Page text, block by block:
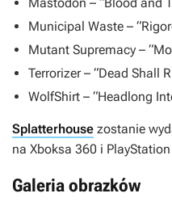
Mastodon – “Blood and
Municipal Waste –
Mutant Supremacy –
Terrorizer – “Dead Shall
WolfShirt – “Headlong
Splatterhouse zostanie
na Xboksa 360 i
Galeria obrazków